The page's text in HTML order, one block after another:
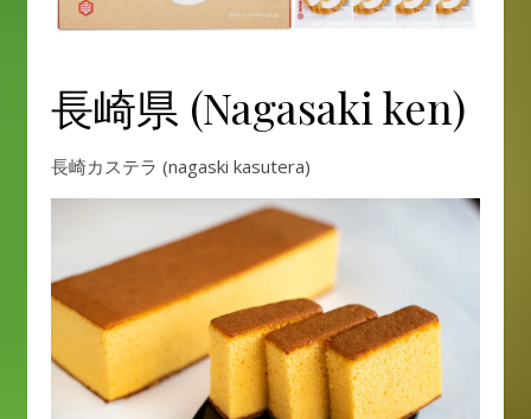
長崎県 (Nagasaki ken)
長崎カステラ (nagaski kasutera)